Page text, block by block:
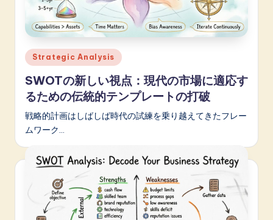
a
n
e
s
e
-
L
Posted
in
Strategic Analysis
SWOTの新しい視点：現代の市場に適応す
るための伝統的テンプレートの打破
戦略的計画はしばしば時代の試練を乗り越えてきたフレー
ムワーク…